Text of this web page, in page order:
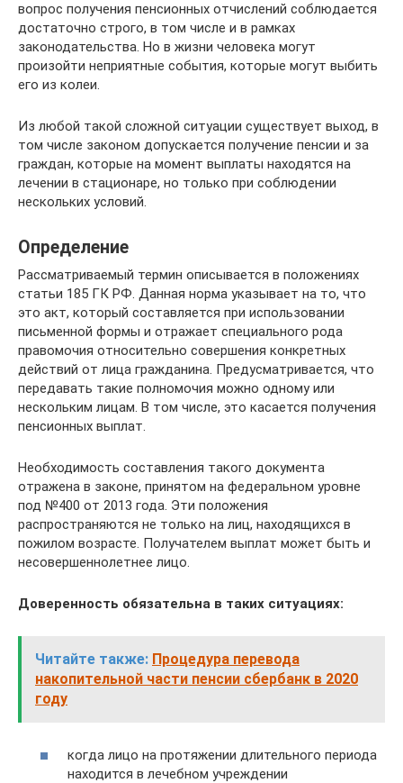
вопрос получения пенсионных отчислений соблюдается
достаточно строго, в том числе и в рамках
законодательства. Но в жизни человека могут
произойти неприятные события, которые могут выбить
его из колеи.
Из любой такой сложной ситуации существует выход, в
том числе законом допускается получение пенсии и за
граждан, которые на момент выплаты находятся на
лечении в стационаре, но только при соблюдении
нескольких условий.
Определение
Рассматриваемый термин описывается в положениях
статьи 185 ГК РФ. Данная норма указывает на то, что
это акт, который составляется при использовании
письменной формы и отражает специального рода
правомочия относительно совершения конкретных
действий от лица гражданина. Предусматривается, что
передавать такие полномочия можно одному или
нескольким лицам. В том числе, это касается получения
пенсионных выплат.
Необходимость составления такого документа
отражена в законе, принятом на федеральном уровне
под №400 от 2013 года. Эти положения
распространяются не только на лиц, находящихся в
пожилом возрасте. Получателем выплат может быть и
несовершеннолетнее лицо.
Доверенность обязательна в таких ситуациях:
Читайте также: Процедура перевода
накопительной части пенсии сбербанк в 2020
году
когда лицо на протяжении длительного периода
находится в лечебном учреждении